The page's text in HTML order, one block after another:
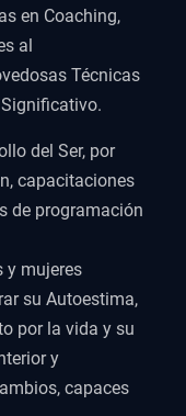
en Coaching,
al
Técnicas
del Ser, por
capacitaciones
de programación
y mujeres
su Autoestima,
por la vida y su
y
capaces